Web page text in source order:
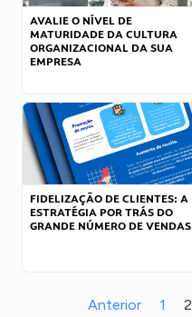
AVALIE O NÍVEL DE
MATURIDADE DA CULTURA
ORGANIZACIONAL DA SUA
EMPRESA
FIDELIZAÇÃO DE CLIENTES: A
ESTRATÉGIA POR TRÁS DO
GRANDE NÚMERO DE VENDAS
Anterior 1 2